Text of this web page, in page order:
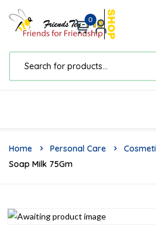
0
Home Personal Care
Soap Milk 75Gm